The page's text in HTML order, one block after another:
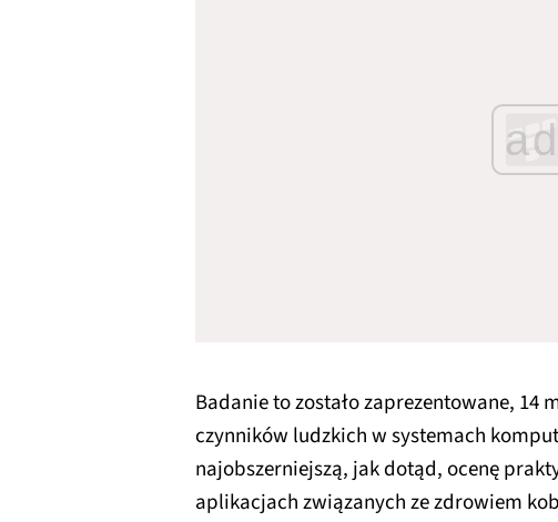
ad
Badanie to zostało zaprezentowane, 14
czynników ludzkich w systemach
najobszerniejszą, jak dotąd, ocenę
aplikacjach związanych ze zdrowiem